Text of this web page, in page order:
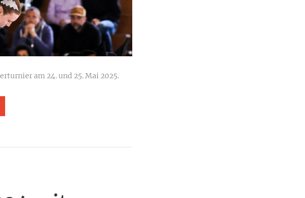
am 24. und 25. Mai 2025.